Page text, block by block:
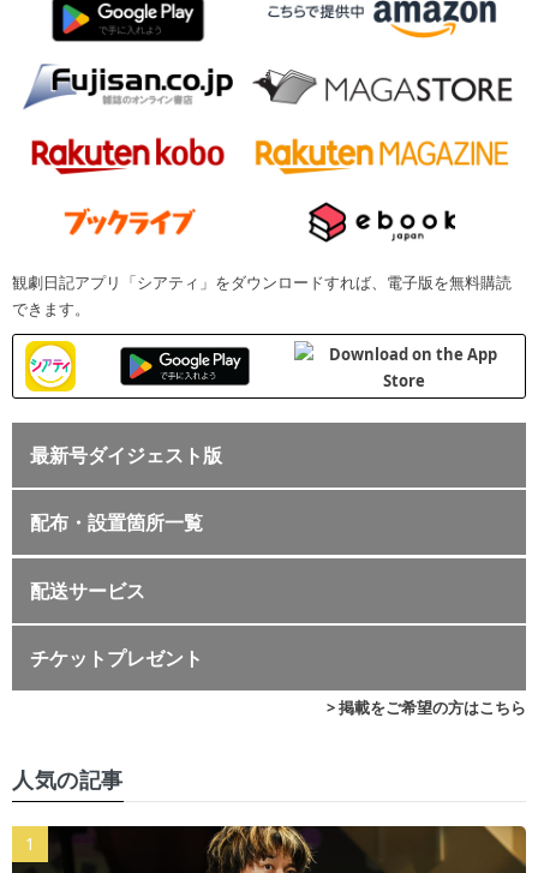
観劇日記アプリ「シアティ」をダウンロードすれば、電子版を無料購読
できます。
最新号ダイジェスト版
配布・設置箇所一覧
配送サービス
チケットプレゼント
> 掲載をご希望の方はこちら
人気の記事